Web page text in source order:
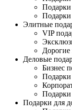
Элитные
VIP
Деловые
Бизнес
Подарки
Подарки
Подарки для